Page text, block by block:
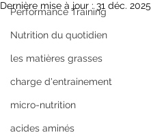
Performance Training
Nutrition du quotidien
les matières grasses
charge d'entrainement
micro-nutrition
acides aminés
Dernière mise à jour :31 déc. 2025